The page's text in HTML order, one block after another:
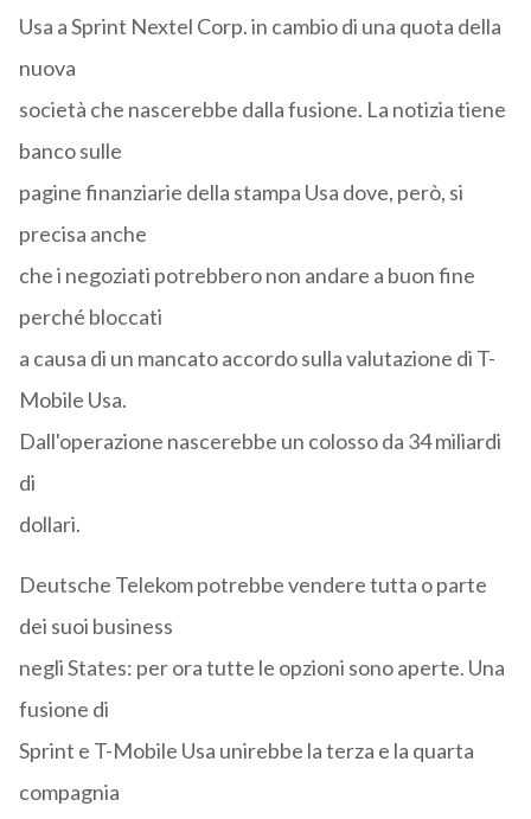
Usa a Sprint Nextel Corp. in cambio di una quota della
nuova
società che nascerebbe dalla fusione. La notizia tiene
banco sulle
pagine finanziarie della stampa Usa dove, però, si
precisa anche
che i negoziati potrebbero non andare a buon fine
perché bloccati
a causa di un mancato accordo sulla valutazione di T-
Mobile Usa.
Dall'operazione nascerebbe un colosso da 34 miliardi
di
dollari.
Deutsche Telekom potrebbe vendere tutta o parte
dei suoi business
negli States: per ora tutte le opzioni sono aperte. Una
fusione di
Sprint e T-Mobile Usa unirebbe la terza e la quarta
compagnia